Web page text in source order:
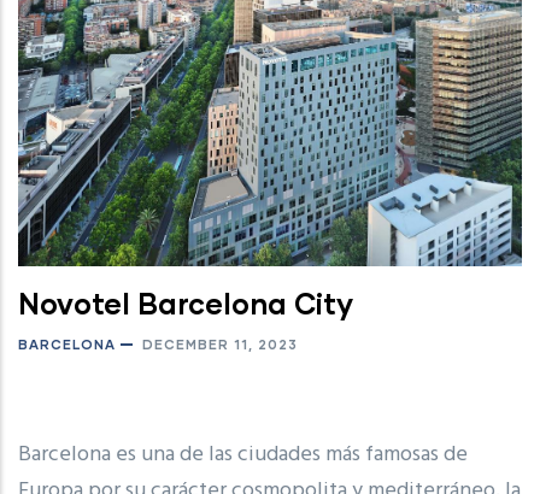
Novotel Barcelona City
BARCELONA DECEMBER 11, 2023
Barcelona es una de las ciudades más famosas de